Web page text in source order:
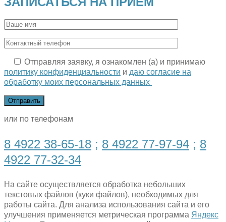
Отправляя заявку, я ознакомлен (а) и принимаю
политику конфиденциальности и даю согласие на
обработку моих персональных данных
или по телефонам
8 4922 38-65-18 ; 8 4922 77-97-94 ; 8
4922 77-32-34
На сайте осуществляется обработка небольших
текстовых файлов (куки файлов), необходимых для
работы сайта. Для анализа использования сайта и его
улучшения применяется метрическая программа Яндекс